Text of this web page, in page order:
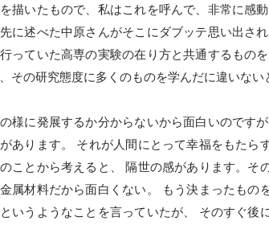
描いたもので、私はこれを呼んで、非常に感
に述べた中原さんがそこにダブッテ思い出さ
っていた高専の実験の在り方と共通するもの
その研究態度に多くのものを学んだに違いない
様に発展するか分からないから面白いのです
あります。 それが人間にとって幸福をもたら
ことから考えると、 隔世の感があります。そ
属材料だから面白くない。 もう決まったもの
いうようなことを言っていたが、 そのすぐ後